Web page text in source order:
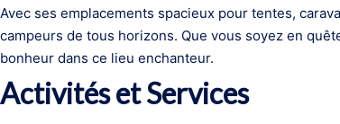
Avec ses emplacements spacieux pour tentes,
campeurs de tous horizons. Que vous soyez en
bonheur dans ce lieu enchanteur.
Activités et Services